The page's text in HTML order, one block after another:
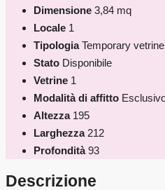
Dimensione 3,84 mq
Locale 1
Tipologia Temporary vetrine
Stato Disponibile
Vetrine 1
Modalità di affitto
Altezza 195
Larghezza 212
Profondità 93
Descrizione